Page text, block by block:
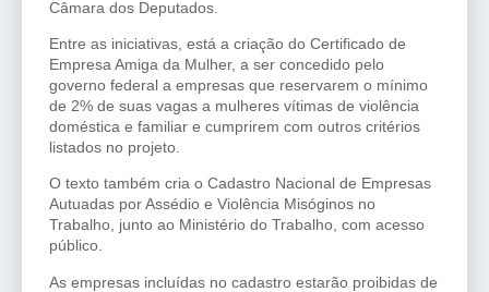
Câmara dos Deputados.
Entre as iniciativas, está a criação do Certificado de
Empresa Amiga da Mulher, a ser concedido pelo
governo federal a empresas que reservarem o mínimo
de 2% de suas vagas a mulheres vítimas de violência
doméstica e familiar e cumprirem com outros critérios
listados no projeto.
O texto também cria o Cadastro Nacional de Empresas
Autuadas por Assédio e Violência Misóginos no
Trabalho, junto ao Ministério do Trabalho, com acesso
público.
As empresas incluídas no cadastro estarão proibidas de